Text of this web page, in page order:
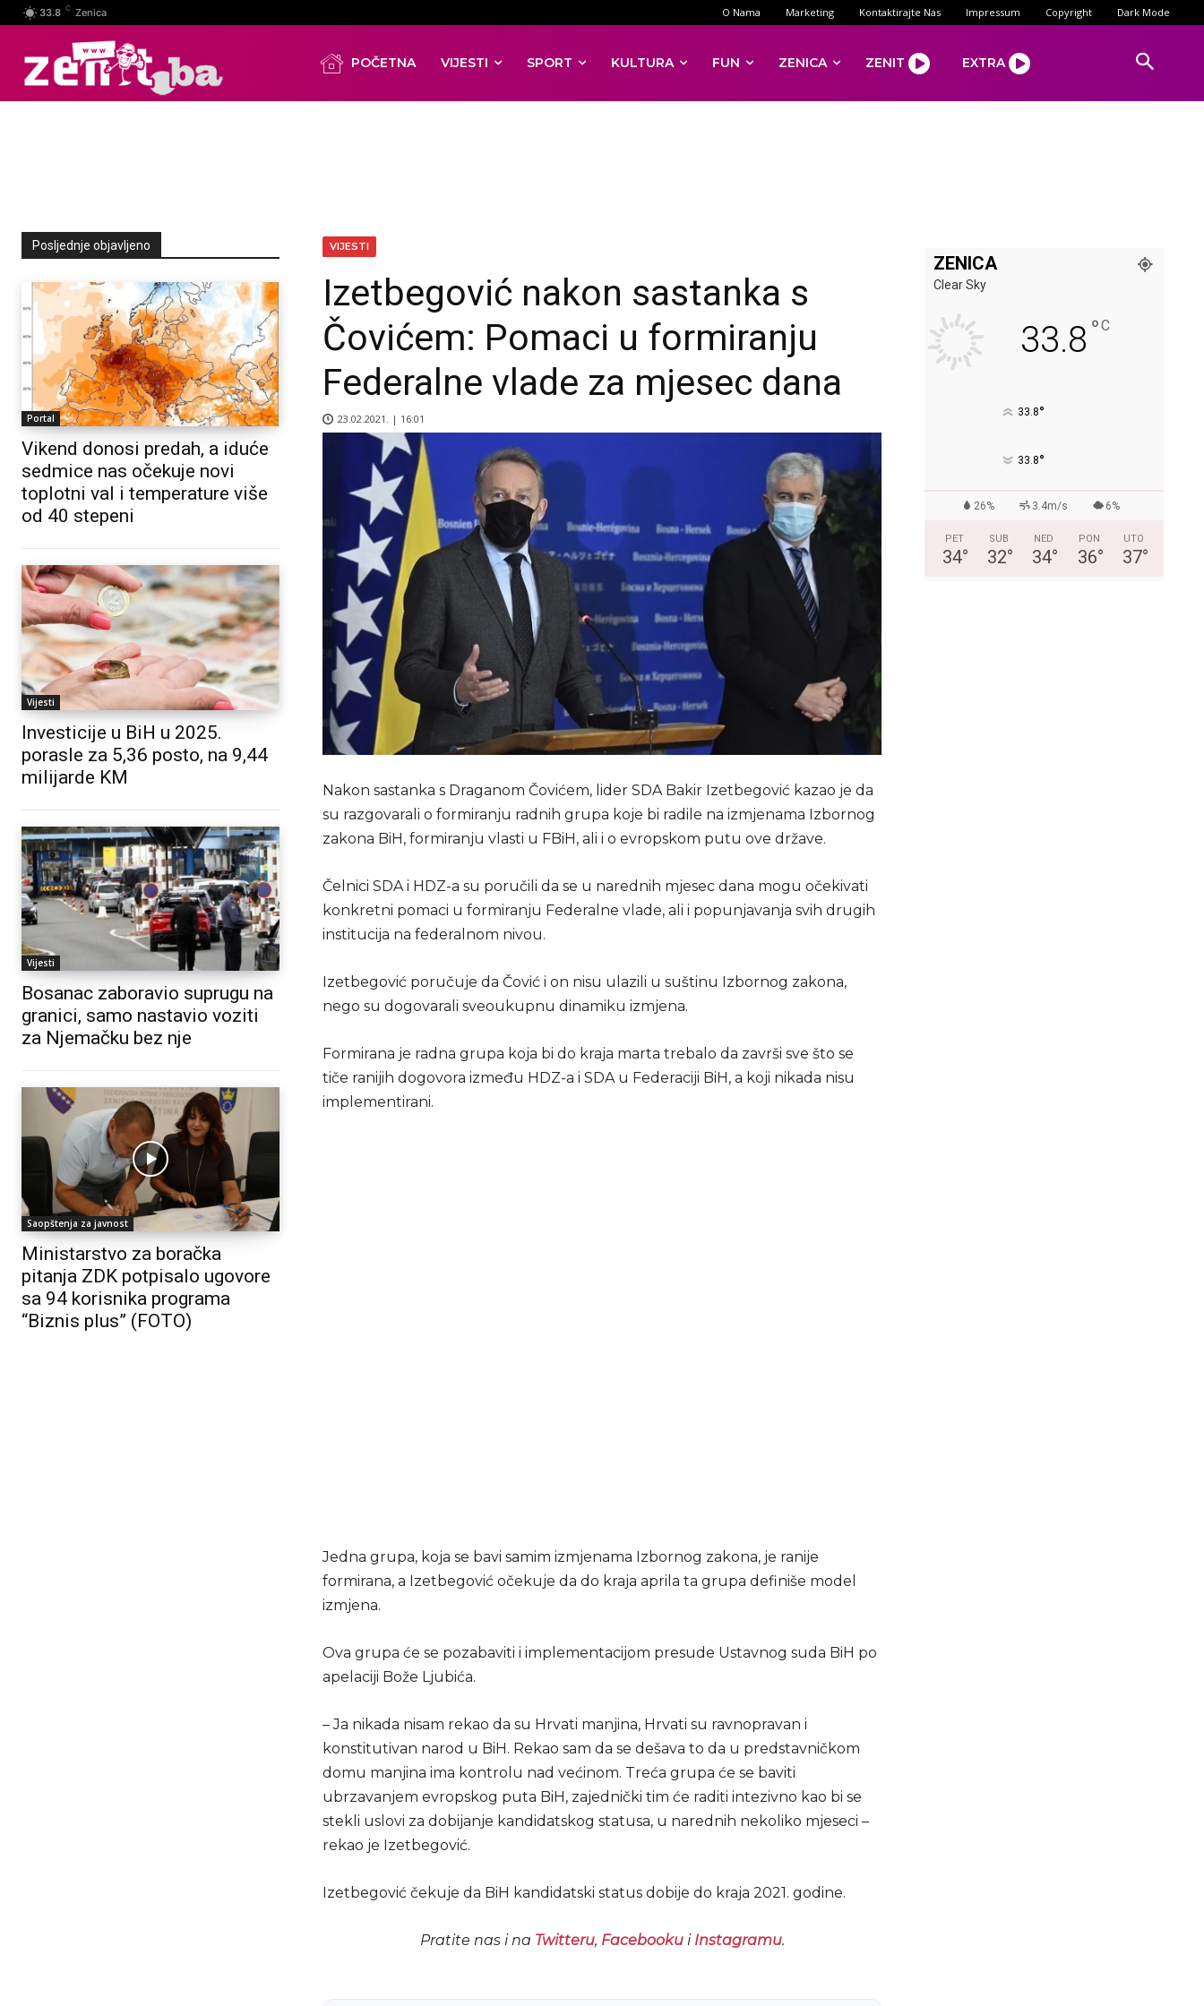
33.8 C Zenica O Nama Marketing Kontaktirajte Nas Impressum Copyright Dark Mode
POČETNA VIJESTI SPORT KULTURA FUN ZENICA ZENIT EXTRA
Posljednje objavljeno
Portal
Vikend donosi predah, a iduće
sedmice nas očekuje novi
toplotni val i temperature više
od 40 stepeni
Vijesti
Investicije u BiH u 2025.
porasle za 5,36 posto, na 9,44
milijarde KM
Vijesti
Bosanac zaboravio suprugu na
granici, samo nastavio voziti
za Njemačku bez nje
Saopštenja za javnost
Ministarstvo za boračka
pitanja ZDK potpisalo ugovore
sa 94 korisnika programa
“Biznis plus” (FOTO)
VIJESTI
Izetbegović nakon sastanka s
Čovićem: Pomaci u formiranju
Federalne vlade za mjesec dana
23.02.2021. | 16:01
Nakon sastanka s Draganom Čovićem, lider SDA Bakir Izetbegović kazao je da
su razgovarali o formiranju radnih grupa koje bi radile na izmjenama Izbornog
zakona BiH, formiranju vlasti u FBiH, ali i o evropskom putu ove države.
Čelnici SDA i HDZ-a su poručili da se u narednih mjesec dana mogu očekivati
konkretni pomaci u formiranju Federalne vlade, ali i popunjavanja svih drugih
institucija na federalnom nivou.
Izetbegović poručuje da Čović i on nisu ulazili u suštinu Izbornog zakona,
nego su dogovarali sveoukupnu dinamiku izmjena.
Formirana je radna grupa koja bi do kraja marta trebalo da završi sve što se
tiče ranijih dogovora između HDZ-a i SDA u Federaciji BiH, a koji nikada nisu
implementirani.
Jedna grupa, koja se bavi samim izmjenama Izbornog zakona, je ranije
formirana, a Izetbegović očekuje da do kraja aprila ta grupa definiše model
izmjena.
Ova grupa će se pozabaviti i implementacijom presude Ustavnog suda BiH po
apelaciji Bože Ljubića.
– Ja nikada nisam rekao da su Hrvati manjina, Hrvati su ravnopravan i
konstitutivan narod u BiH. Rekao sam da se dešava to da u predstavničkom
domu manjina ima kontrolu nad većinom. Treća grupa će se baviti
ubrzavanjem evropskog puta BiH, zajednički tim će raditi intezivno kao bi se
stekli uslovi za dobijanje kandidatskog statusa, u narednih nekoliko mjeseci –
rekao je Izetbegović.
Izetbegović čekuje da BiH kandidatski status dobije do kraja 2021. godine.
Pratite nas i na Twitteru, Facebookui Instagramu.
ZENICA
Clear Sky
33.8 °C
33.8°
33.8°
26% 3.4m/s 6%
PET
34°
SUB
32°
NED
34°
PON
36°
UTO
37°